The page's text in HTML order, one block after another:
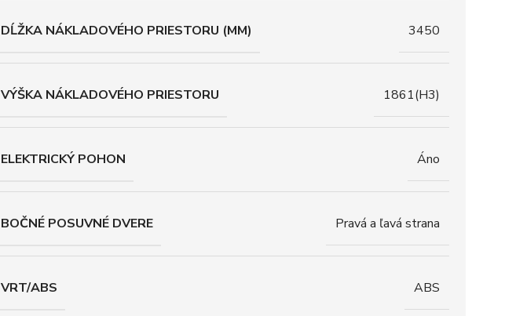
DĹŽKA NÁKLADOVÉHO PRIESTORU (MM) 3450
VÝŠKA NÁKLADOVÉHO PRIESTORU 1861(H3)
ELEKTRICKÝ POHON Áno
BOČNÉ POSUVNÉ DVERE Pravá a ľavá strana
VRT/ABS ABS